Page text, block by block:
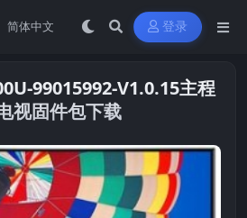
登录
99015992-V1.0.15主程
视固件包下载